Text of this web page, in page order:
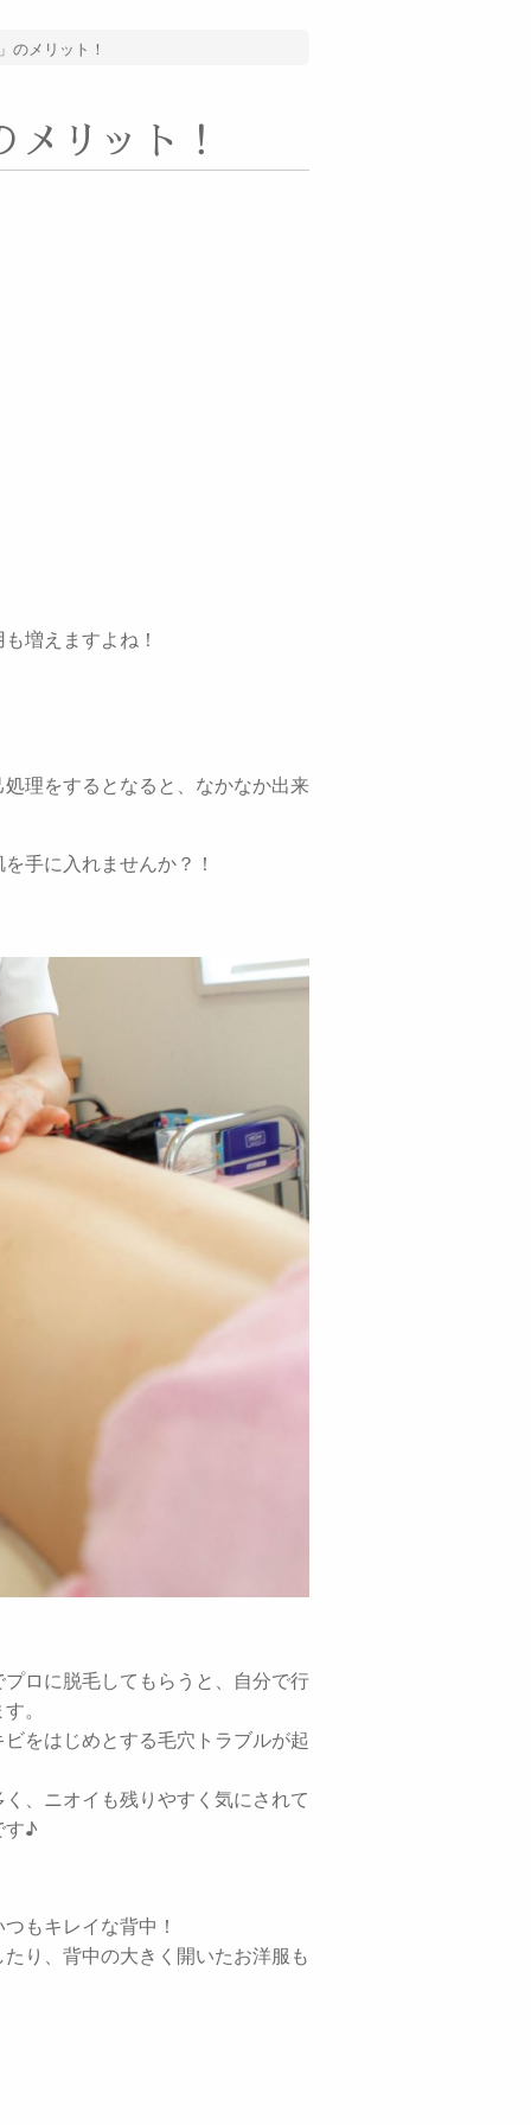
のメリット！
リット！
増えますよね！
理をするとなると、なかなか出来
手に入れませんか？！
ロに脱毛してもらうと、自分で行
。
をはじめとする毛穴トラブルが起
、ニオイも残りやすく気にされて
す♪
もキレイな背中！
り、背中の大きく開いたお洋服も